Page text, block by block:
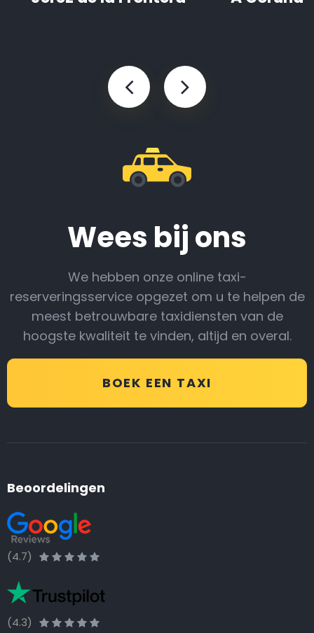
Wees bij ons
We hebben onze online taxi-
reserveringsservice opgezet om u te helpen de
meest betrouwbare taxidiensten van de
hoogste kwaliteit te vinden, altijd en overal.
BOEK EEN TAXI
Beoordelingen
(4.7)
(4.3)